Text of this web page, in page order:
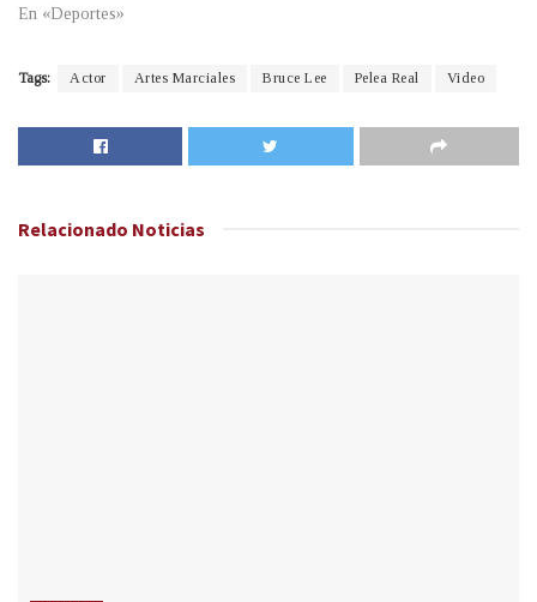
En «Deportes»
Tags: Actor Artes Marciales Bruce Lee Pelea Real Video
Relacionado Noticias